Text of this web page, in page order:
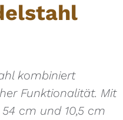
kombiniert
Funktionalität. Mit
cm und 10,5 cm